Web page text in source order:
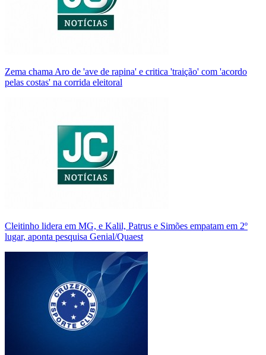
Zema chama Aro de 'ave de rapina' e critica 'traição' com 'acordo
pelas costas' na corrida eleitoral
Cleitinho lidera em MG, e Kalil, Patrus e Simões empatam em 2º
lugar, aponta pesquisa Genial/Quaest